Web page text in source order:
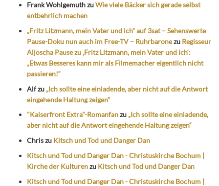
Frank WohlgemuthzuWie viele Bäcker sich gerade selbst
entbehrlich machen
„Fritz Litzmann, mein Vater und ich“ auf 3sat – Sehenswerte
Pause-Doku nun auch im Free-TV – Ruhrbaronezu Regisseur
Aljoscha Pause zu ‚Fritz Litzmann, mein Vater und ich‘:
„Etwas Besseres kann mir als Filmemacher eigentlich nicht
passieren!“
Alfzu „Ich sollte eine einladende, aber nicht auf die Antwort
eingehende Haltung zeigen“
"Kaiserfront Extra"-Romanfanzu „Ich sollte eine einladende,
aber nicht auf die Antwort eingehende Haltung zeigen“
Chriszu Kitsch und Tod und Danger Dan
Kitsch und Tod und Danger Dan - Christuskirche Bochum |
Kirche der Kulturenzu Kitsch und Tod und Danger Dan
Kitsch und Tod und Danger Dan - Christuskirche Bochum |